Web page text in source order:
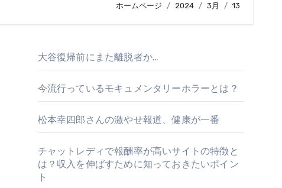
ホームページ 2024 3月 13
大谷復帰前にまた離脱者か…
今流行っているモキュメンタリーホラーとは？
松本幸四郎さんの激やせ報道、健康が一番
チャットレディで報酬率が高いサイトの特徴と
は？収入を伸ばすために知っておきたいポイン
ト